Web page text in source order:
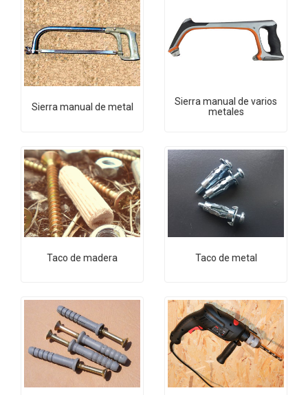
Sierra manual de metal
Sierra manual de varios
metales
Taco de madera Taco de metal